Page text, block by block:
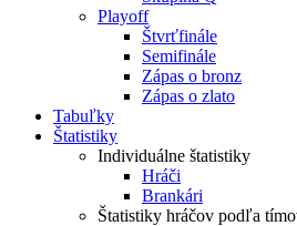
Playoff
Štvrťfinále
Semifinále
Zápas o bronz
Zápas o zlato
Tabuľky
Štatistiky
Individuálne štatistiky
Hráči
Brankári
Štatistiky hráčov podľa